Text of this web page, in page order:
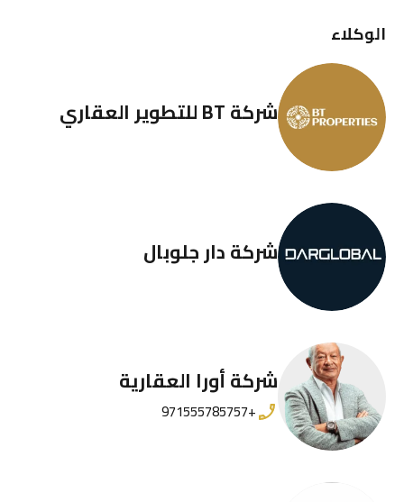
الوكلاء
شركة BT للتطوير العقاري
شركة دار جلوبال
شركة أورا العقارية
+971555785757